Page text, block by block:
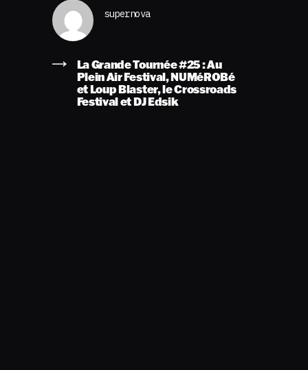
supernova
La Grande Tournée #25 : Au
Plein Air Festival, NUMéROBé
et Loup Blaster, le Crossroads
Festival et DJ Edsik